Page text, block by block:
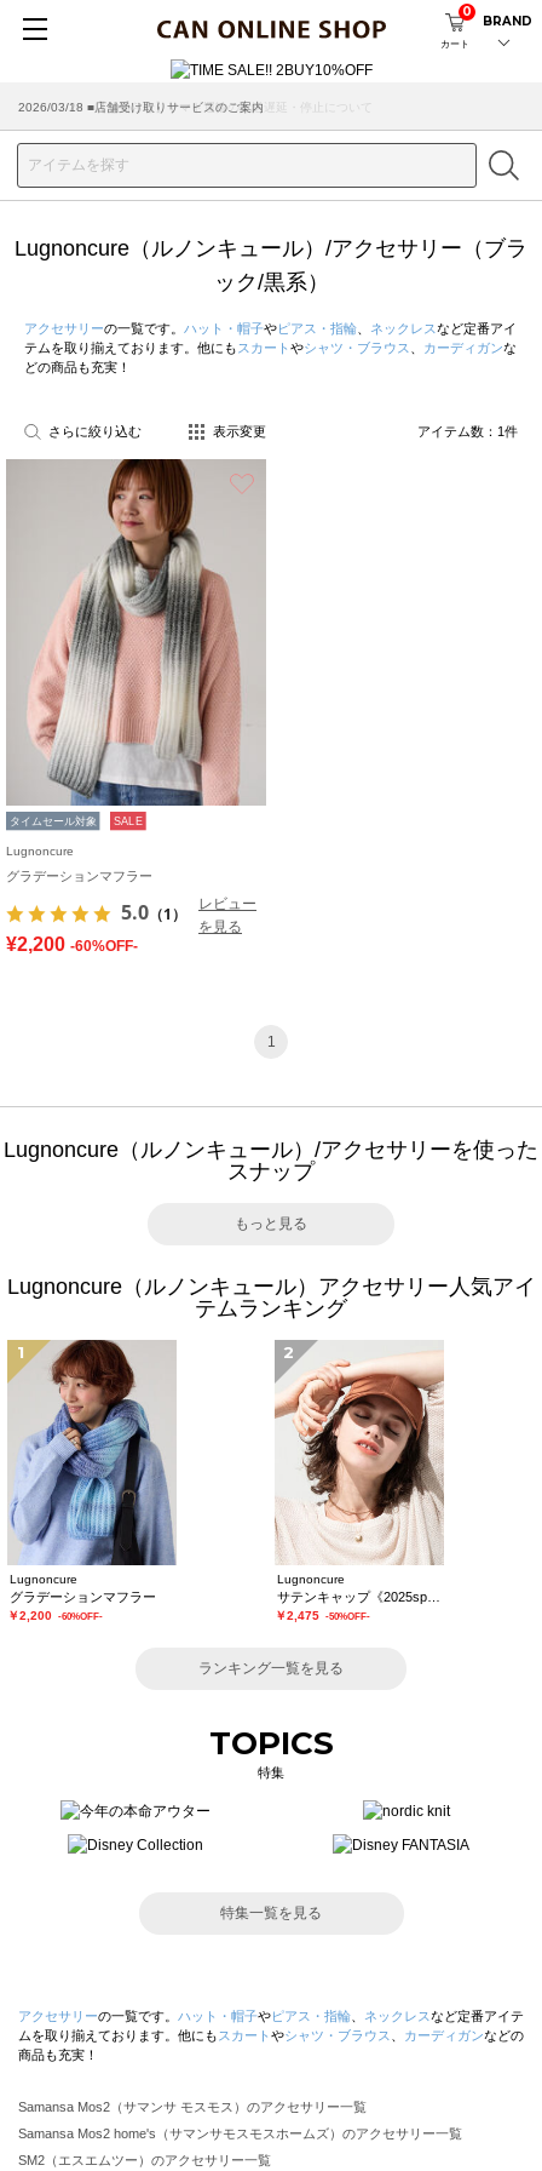
カート
0
BRAND
2026/07/29 ■【お知らせ】ヤマト運輸の配送遅延・停止について
2026/03/18 ■店舗受け取りサービスのご案内
Lugnoncure（ルノンキュール）/アクセサリー（ブラ
ック/黒系）
アクセサリーの一覧です。 ハット・帽子やピアス・指輪 ネックレスなど定番アイ
テムを取り揃えております。他にも スカート やシャツ・ブラウス カーディガンな
どの商品も充実！
さらに絞り込む 表示変更 アイテム数： 1件
タイムセール対象 SALE
Lugnoncure
グラデーションマフラー
5.0 （1）
レビュー
を見る
¥2,200 -60%OFF-
1
Lugnoncure（ルノンキュール）/アクセサリーを使った
スナップ
もっと見る
Lugnoncure（ルノンキュール）アクセサリー人気アイ
テムランキング
1
Lugnoncure
グラデーションマフラー
￥2,200 -60%OFF-
2
Lugnoncure
￥2,475 -50%OFF-
ランキング一覧を見る
TOPICS
特集
特集一覧を見る
アクセサリーの一覧です。 ハット・帽子やピアス・指輪 ネックレスなど定番アイテ
ムを取り揃えております。他にも スカート やシャツ・ブラウス カーディガンなどの
商品も充実！
Samansa Mos2（サマンサ モスモス）のアクセサリー一覧
Samansa Mos2 home's（サマンサモスモスホームズ）のアクセサリー一覧
SM2（エスエムツー）のアクセサリー一覧